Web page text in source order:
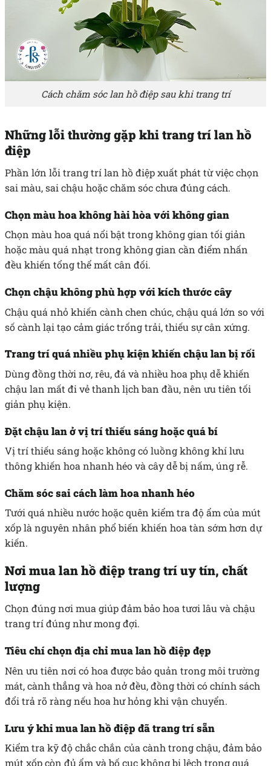
Cách chăm sóc lan hồ điệp sau khi trang trí
Những lỗi thường gặp khi trang trí lan hồ
điệp
Phần lớn lỗi trang trí lan hồ điệp xuất phát từ việc chọn
sai màu, sai chậu hoặc chăm sóc chưa đúng cách.
Chọn màu hoa không hài hòa với không gian
Chọn màu hoa quá nổi bật trong không gian tối giản
hoặc màu quá nhạt trong không gian cần điểm nhấn
đều khiến tổng thể mất cân đối.
Chọn chậu không phù hợp với kích thước cây
Chậu quá nhỏ khiến cành chen chúc, chậu quá lớn so với
số cành lại tạo cảm giác trống trải, thiếu sự cân xứng.
Trang trí quá nhiều phụ kiện khiến chậu lan bị rối
Dùng đồng thời nơ, rêu, đá và nhiều hoa phụ dễ khiến
chậu lan mất đi vẻ thanh lịch ban đầu, nên ưu tiên tối
giản phụ kiện.
Đặt chậu lan ở vị trí thiếu sáng hoặc quá bí
Vị trí thiếu sáng hoặc không có luồng không khí lưu
thông khiến hoa nhanh héo và cây dễ bị nấm, úng rễ.
Chăm sóc sai cách làm hoa nhanh héo
Tưới quá nhiều nước hoặc quên kiểm tra độ ẩm của mút
xốp là nguyên nhân phổ biến khiến hoa tàn sớm hơn dự
kiến.
Nơi mua lan hồ điệp trang trí uy tín, chất
lượng
Chọn đúng nơi mua giúp đảm bảo hoa tươi lâu và chậu
trang trí đúng như mong đợi.
Tiêu chí chọn địa chỉ mua lan hồ điệp đẹp
Nên ưu tiên nơi có hoa được bảo quản trong môi trường
mát, cành thẳng và hoa nở đều, đồng thời có chính sách
đổi trả rõ ràng nếu hoa hư hỏng khi vận chuyển.
Lưu ý khi mua lan hồ điệp đã trang trí sẵn
Kiểm tra kỹ độ chắc chắn của cành trong chậu, đảm bảo
mút xốp còn đủ ẩm và bố cục không bị lệch trong quá